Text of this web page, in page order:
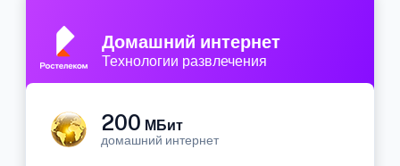
Домашний интернет
Технологии развлечения
200 МБит
домашний интернет